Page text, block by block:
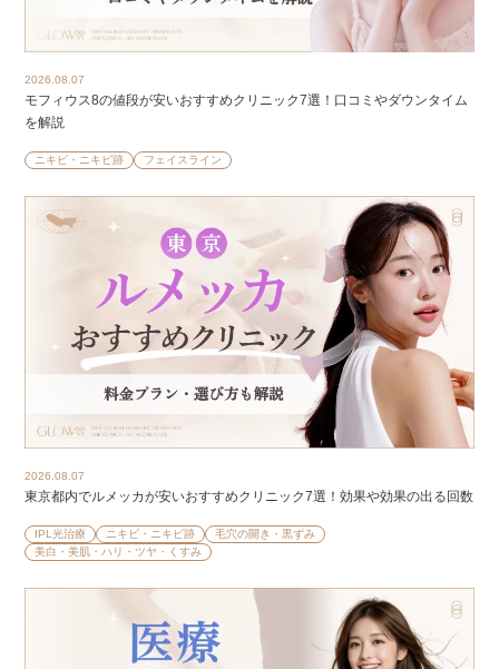
2026.08.07
モフィウス8の値段が安いおすすめクリニック7選！口コミやダウンタイム
を解説
ニキビ・ニキビ跡 フェイスライン
2026.08.07
東京都内でルメッカが安いおすすめクリニック7選！効果や効果の出る回数
IPL光治療 ニキビ・ニキビ跡
毛穴の開き・黒ずみ
美白・美肌・ハリ・ツヤ・くすみ